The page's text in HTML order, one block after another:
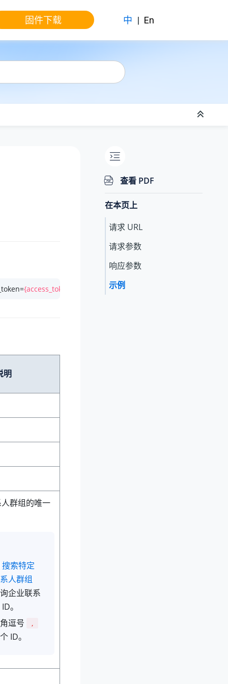
固件下载 中 | En
{access_token}
明
群组的唯一
搜索特定
人群组
企业联系
。
逗号
,
ID。
查看 PDF
在本页上
请求 URL
请求参数
响应参数
示例